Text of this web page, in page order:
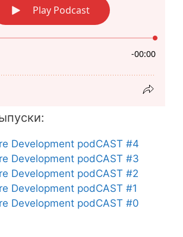
Development podCAST #4
Development podCAST #3
Development podCAST #2
Development podCAST #1
Development podCAST #0